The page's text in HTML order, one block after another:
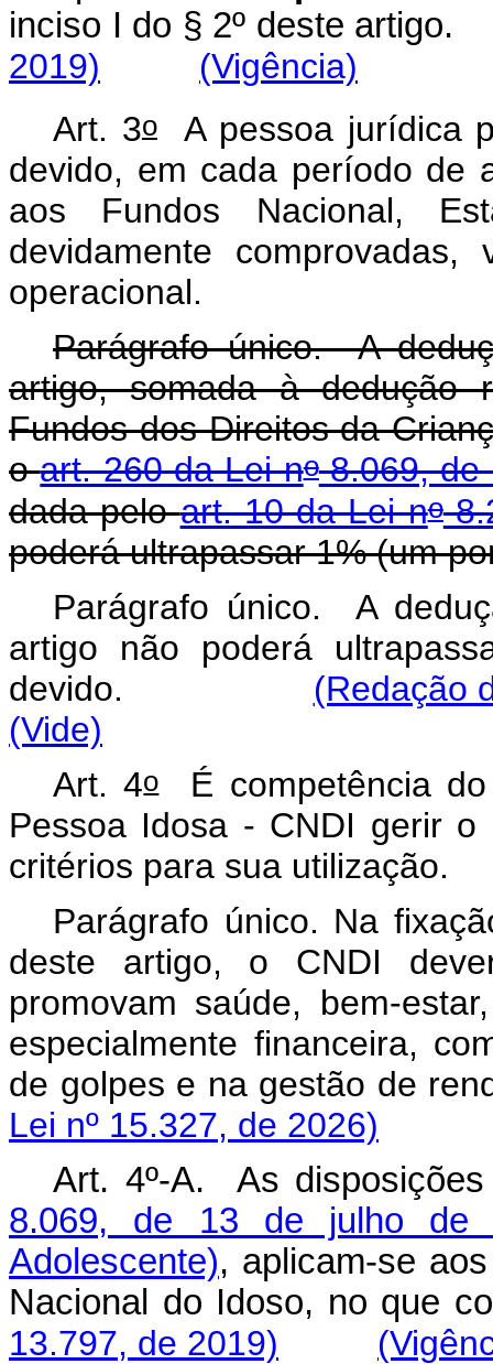
inciso I do § 2º deste artigo.
2019)
(Vigência)
Art. 3oA pessoa jurídica
devido, em cada período de
aos Fundos Nacional,
devidamente
operacional.
Parágrafo único. A
artigo, somada à dedução
Fundos dos Direitos da
oart. 260 da Lei no8.069, de
dada peloart. 10 da Lei no
poderá ultrapassar 1% (um
Parágrafo único. A
artigo não poderá
devido.
(Redação
(Vide)
Art. 4oÉ competência do
Pessoa Idosa - CNDI gerir
critérios para sua utilização.
Parágrafo único. Na
deste artigo, o CNDI
promovam saúde, bem-
especialmente financeira,
de golpes e na gestão de
Lei nº 15.327, de 2026)
Art. 4º-A. As
8.069, de 13 de julho de
Adolescente), aplicam-se
Nacional do Idoso,
13.797, de 2019)